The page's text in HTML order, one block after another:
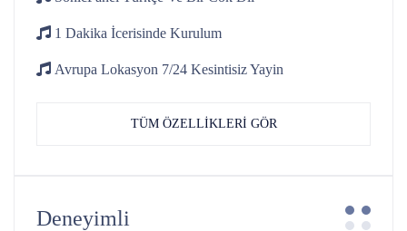
1 Dakika İcerisinde Kurulum
Avrupa Lokasyon 7/24 Kesintisiz Yayin
TÜM ÖZELLİKLERİ GÖR
Deneyimli